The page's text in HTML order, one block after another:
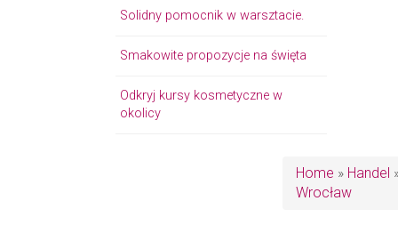
Solidny pomocnik w warsztacie.
Smakowite propozycje na święta
Odkryj kursy kosmetyczne w
okolicy
Home » Handel
Wrocław